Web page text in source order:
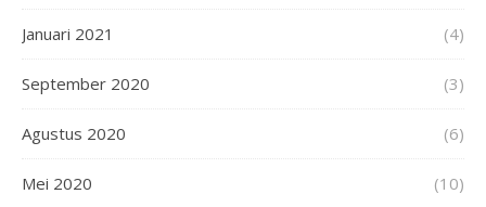
Januari 2021 (4)
September 2020 (3)
Agustus 2020 (6)
Mei 2020 (10)